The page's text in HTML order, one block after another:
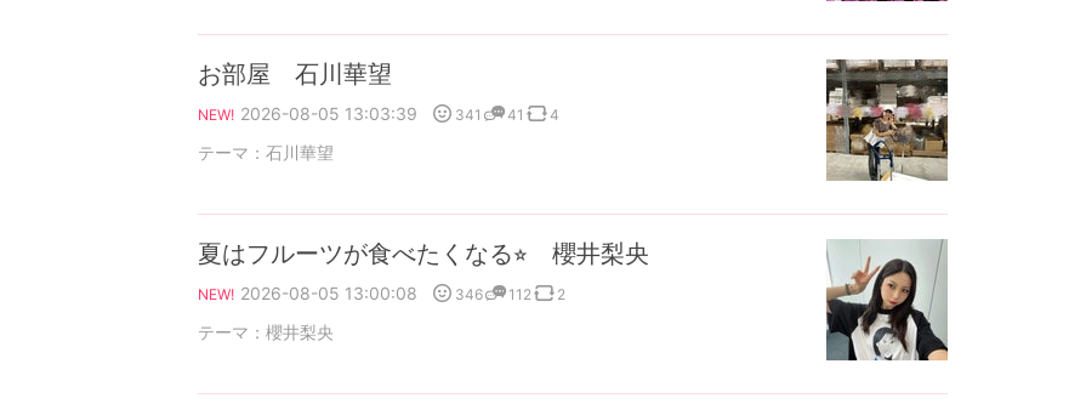
お部屋 石川華望
NEW! 2026-08-05 13:03:39 341 41 4
テーマ： 石川華望
夏はフルーツが食べたくなる⭐︎ 櫻井梨央
NEW! 2026-08-05 13:00:08 346 112 2
テーマ： 櫻井梨央